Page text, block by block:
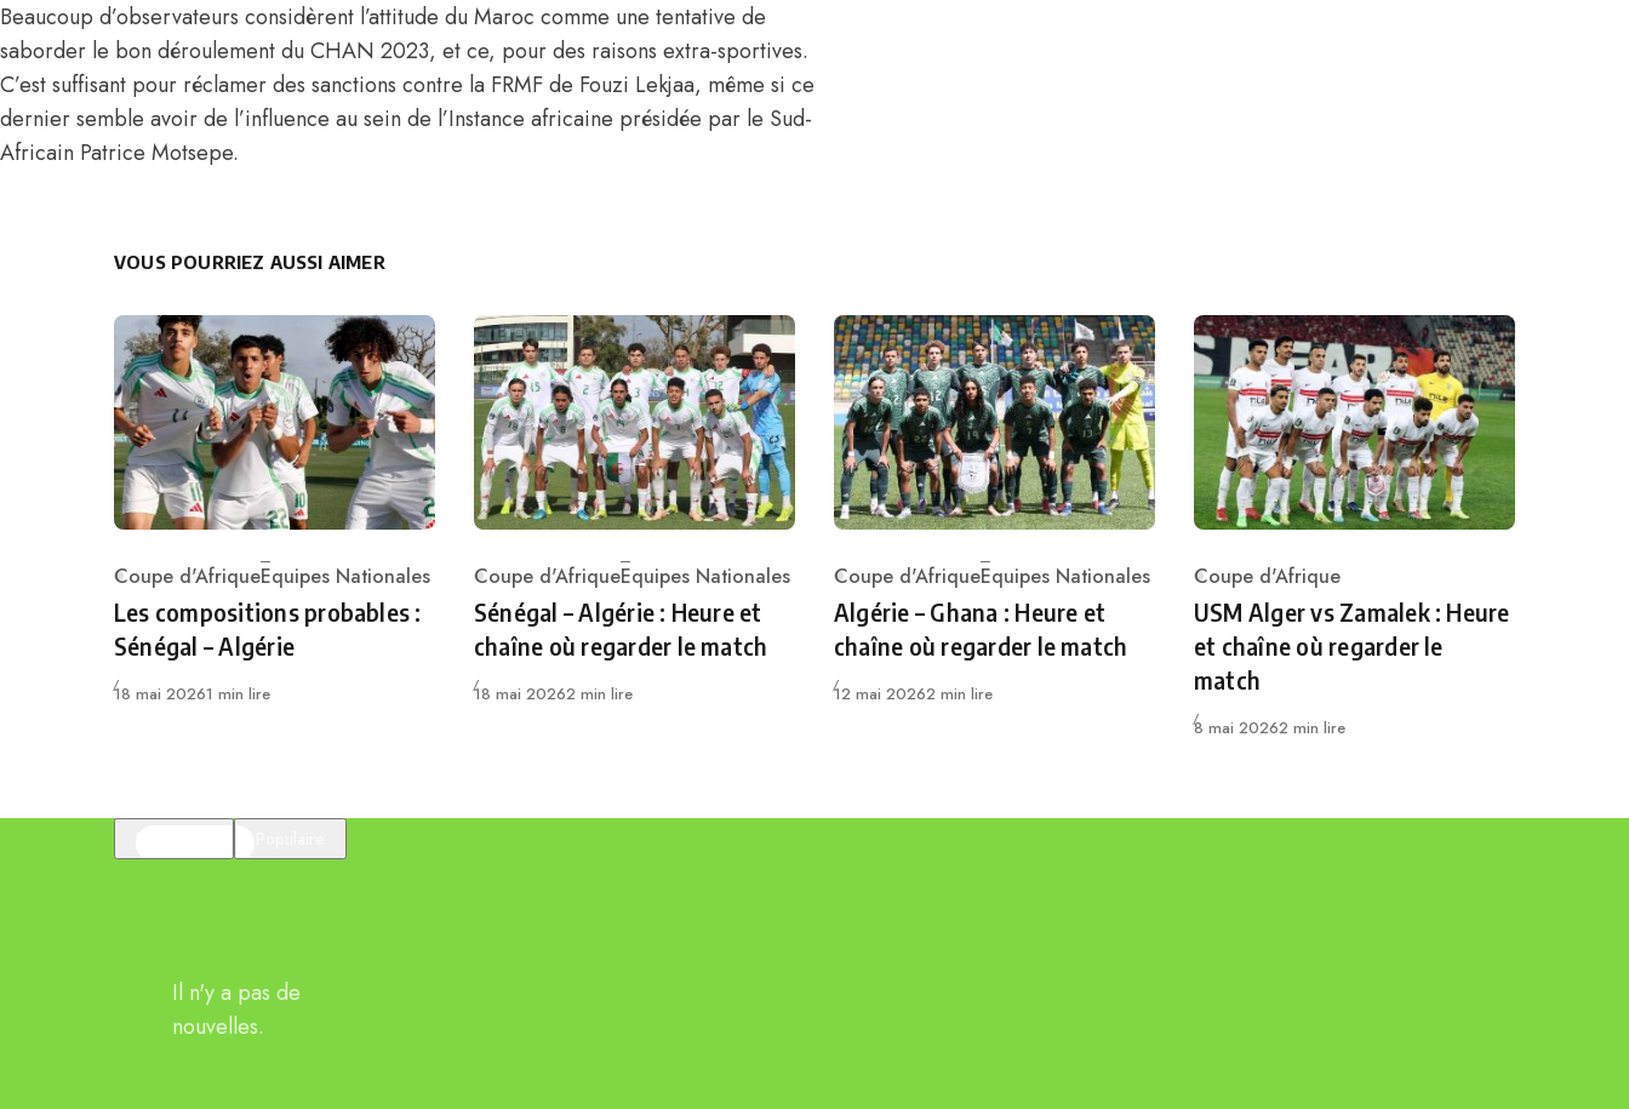
Beaucoup d’observateurs considèrent l’attitude du Maroc comme une tentative de
saborder le bon déroulement du CHAN 2023, et ce, pour des raisons extra-sportives.
C’est suffisant pour réclamer des sanctions contre la FRMF de Fouzi Lekjaa, même si ce
dernier semble avoir de l’influence au sein de l’Instance africaine présidée par le Sud-
Africain Patrice Motsepe.
VOUS POURRIEZ AUSSI AIMER
Category
Coupe d'AfriqueEquipes Nationales
Les compositions probables :
Sénégal – Algérie
Publié
18 mai 20261 min lire
Category
Coupe d'AfriqueEquipes Nationales
Sénégal – Algérie : Heure et
chaîne où regarder le match
Publié
18 mai 20262 min lire
Category
Coupe d'AfriqueEquipes Nationales
Algérie – Ghana : Heure et
chaîne où regarder le match
Publié
12 mai 20262 min lire
Category
Coupe d'Afrique
USM Alger vs Zamalek : Heure
et chaîne où regarder le
match
Publié
8 mai 20262 min lire
Il n'y a pas de
nouvelles.